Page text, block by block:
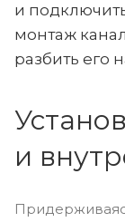
и
монтаж
разбить его
и